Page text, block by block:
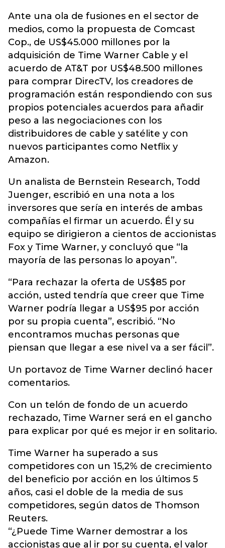
Ante una ola de fusiones en el sector de
medios, como la propuesta de Comcast
Cop., de US$45.000 millones por la
adquisición de Time Warner Cable y el
acuerdo de AT&T por US$48.500 millones
para comprar DirecTV, los creadores de
programación están respondiendo con sus
propios potenciales acuerdos para añadir
peso a las negociaciones con los
distribuidores de cable y satélite y con
nuevos participantes como Netflix y
Amazon.
Un analista de Bernstein Research, Todd
Juenger, escribió en una nota a los
inversores que sería en interés de ambas
compañías el firmar un acuerdo. Él y su
equipo se dirigieron a cientos de accionistas
Fox y Time Warner, y concluyó que “la
mayoría de las personas lo apoyan”.
“Para rechazar la oferta de US$85 por
acción, usted tendría que creer que Time
Warner podría llegar a US$95 por acción
por su propia cuenta”, escribió. “No
encontramos muchas personas que
piensan que llegar a ese nivel va a ser fácil”.
Un portavoz de Time Warner declinó hacer
comentarios.
Con un telón de fondo de un acuerdo
rechazado, Time Warner será en el gancho
para explicar por qué es mejor ir en solitario.
Time Warner ha superado a sus
competidores con un 15,2% de crecimiento
del beneficio por acción en los últimos 5
años, casi el doble de la media de sus
competidores, según datos de Thomson
Reuters.
“¿Puede Time Warner demostrar a los
accionistas que al ir por su cuenta, el valor